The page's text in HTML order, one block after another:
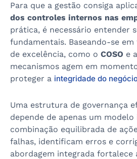
Para que a gestão consiga
dos controles internos nas
prática, é necessário entender
fundamentais. Baseando-se
de excelência, como o COSO e a
mecanismos agem em
proteger a integridade do
Uma estrutura de governança
depende de apenas um modelo
combinação equilibrada de
falhas, identificam erros e
abordagem integrada fortalece